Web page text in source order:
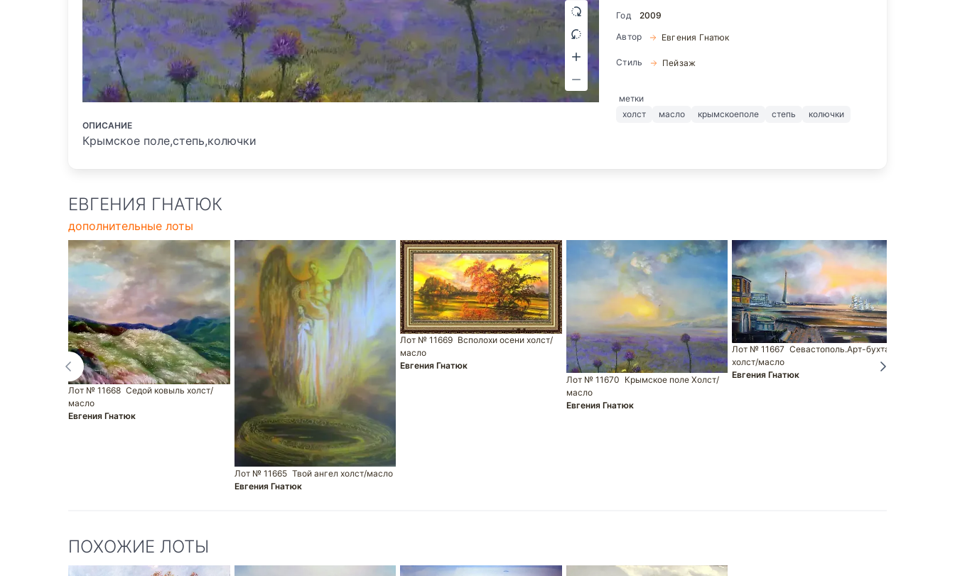
ОПИСАНИЕ
Крымское поле,степь,колючки
Год
2009
Автор
Евгения Гнатюк
Стиль Пейзаж
метки
холст
масло крымскоеполе степь колючки
ЕВГЕНИЯ ГНАТЮК
дополнительные лоты
Лот № 11668 Седой ковыль холст/
масло
Евгения Гнатюк
Лот № 11665 Твой ангел холст/масло
Евгения Гнатюк
Лот № 11669 Всполохи осени холст/
масло
Евгения Гнатюк
Лот № 11670 Крымское поле Холст/
масло
Евгения Гнатюк
Лот № 11667 Севастополь.Арт-бухта
холст/масло
Евгения Гнатюк
ПОХОЖИЕ ЛОТЫ